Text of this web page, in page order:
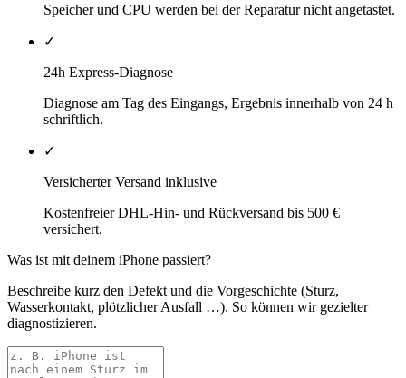
Speicher und CPU werden bei der Reparatur nicht angetastet.
✓
24h Express-Diagnose
Diagnose am Tag des Eingangs, Ergebnis innerhalb von 24 h
schriftlich.
✓
Versicherter Versand inklusive
Kostenfreier DHL-Hin- und Rückversand bis 500 €
versichert.
Was ist mit deinem iPhone passiert?
Beschreibe kurz den Defekt und die Vorgeschichte (Sturz,
Wasserkontakt, plötzlicher Ausfall …). So können wir gezielter
diagnostizieren.